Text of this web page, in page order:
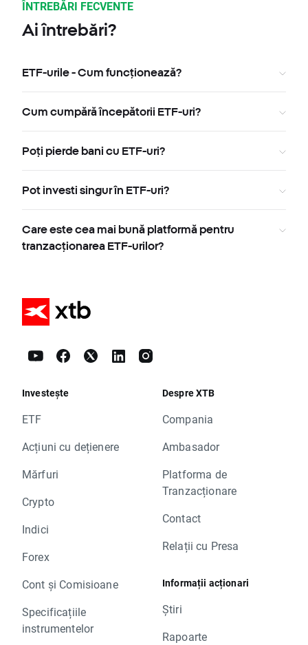
ÎNTREBĂRI FECVENTE
Ai întrebări?
ETF-urile - Cum funcționează?
Cum cumpără începătorii ETF-uri?
Poți pierde bani cu ETF-uri?
Pot investi singur în ETF-uri?
Care este cea mai bună platformă pentru
tranzacționarea ETF-urilor?
Investește
ETF
Acțiuni cu dețienere
Mărfuri
Crypto
Indici
Forex
Cont și Comisioane
Specificațiile
instrumentelor
Despre XTB
Compania
Ambasador
Platforma de
Tranzacționare
Contact
Relații cu Presa
Informații acționari
Știri
Rapoarte